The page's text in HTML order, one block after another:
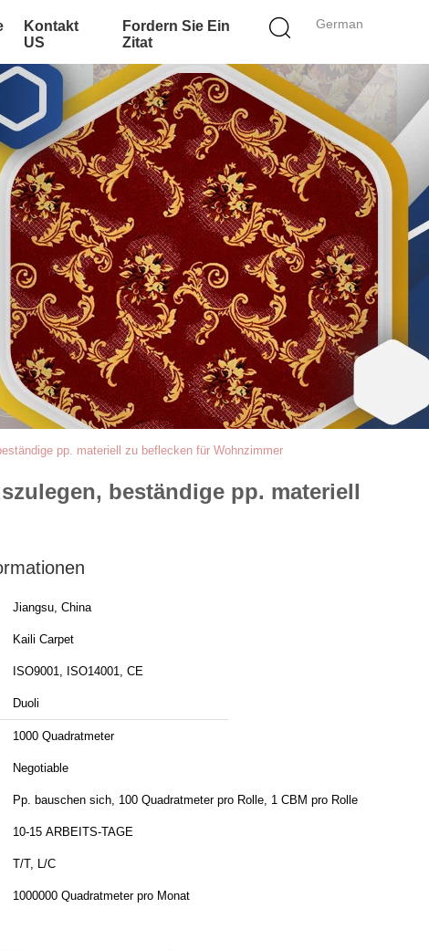
German
Kontakt
US
Fordern Sie Ein
Zitat
pp. materiell zu beflecken für Wohnzimmer
beständige pp. materiell
Jiangsu, China
Kaili Carpet
ISO9001, ISO14001, CE
Duoli
1000 Quadratmeter
Negotiable
Pp. bauschen sich, 100 Quadratmeter pro Rolle, 1 CBM pro Rolle
10-15 ARBEITS-TAGE
T/T, L/C
1000000 Quadratmeter pro Monat